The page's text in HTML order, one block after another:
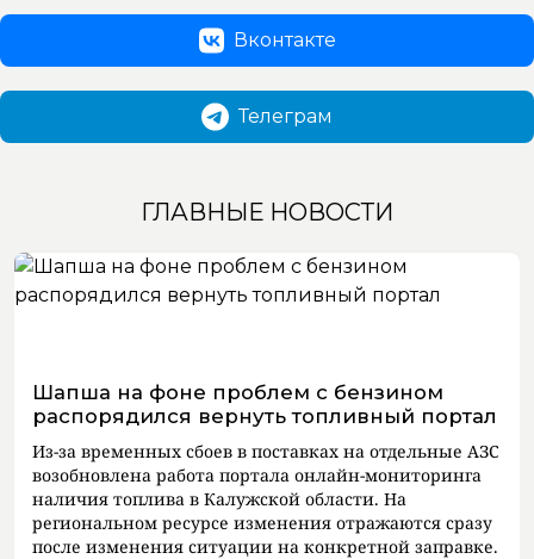
Вконтакте
Телеграм
ГЛАВНЫЕ НОВОСТИ
Шапша на фоне проблем с бензином
распорядился вернуть топливный портал
Из-за временных сбоев в поставках на отдельные АЗС
возобновлена работа портала онлайн-мониторинга
наличия топлива в Калужской области. На
региональном ресурсе изменения отражаются сразу
после изменения ситуации на конкретной заправке.